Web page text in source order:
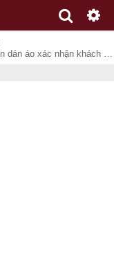
Giá: 1.500đ, In sticker tròn, tem hình tròn dán áo xác nhận khách tham dự sự kiện - VINADESIGN, Ms Xuân Hạ, chuyên mục In ấn quảng cáo tại - - 09-08-2026 03:05:37